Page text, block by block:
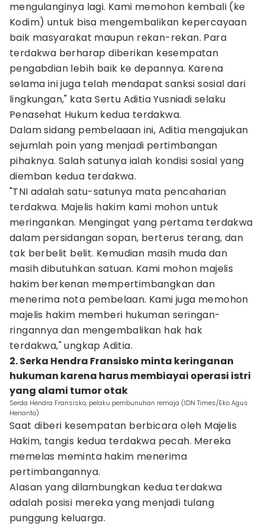
mengulanginya lagi. Kami memohon kembali (ke
Kodim) untuk bisa mengembalikan kepercayaan
baik masyarakat maupun rekan-rekan. Para
terdakwa berharap diberikan kesempatan
pengabdian lebih baik ke depannya. Karena
selama ini juga telah mendapat sanksi sosial dari
lingkungan," kata Sertu Aditia Yusniadi selaku
Penasehat Hukum kedua terdakwa.
Dalam sidang pembelaaan ini, Aditia mengajukan
sejumlah poin yang menjadi pertimbangan
pihaknya. Salah satunya ialah kondisi sosial yang
diemban kedua terdakwa.
"TNI adalah satu-satunya mata pencaharian
terdakwa. Majelis hakim kami mohon untuk
meringankan. Mengingat yang pertama terdakwa
dalam persidangan sopan, berterus terang, dan
tak berbelit belit. Kemudian masih muda dan
masih dibutuhkan satuan. Kami mohon majelis
hakim berkenan mempertimbangkan dan
menerima nota pembelaan. Kami juga memohon
majelis hakim memberi hukuman seringan-
ringannya dan mengembalikan hak hak
terdakwa," ungkap Aditia.
2. Serka Hendra Fransisko minta keringanan
hukuman karena harus membiayai operasi istri
yang alami tumor otak
Serda Hendra Fransisko, pelaku pembunuhan remaja (IDN Times/Eko Agus
Herianto)
Saat diberi kesempatan berbicara oleh Majelis
Hakim, tangis kedua terdakwa pecah. Mereka
memelas meminta hakim menerima
pertimbangannya.
Alasan yang dilambungkan kedua terdakwa
adalah posisi mereka yang menjadi tulang
punggung keluarga.